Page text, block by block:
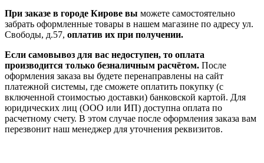
При заказе в городе Кирове вы можете самостоятельно
забрать оформленные товары в нашем магазине по адресу ул.
Свободы, д.57, оплатив их при получении.
Если самовывоз для вас недоступен, то оплата
производится только безналичным расчётом. После
оформления заказа вы будете перенаправлены на сайт
платежной системы, где сможете оплатить покупку (с
включенной стоимостью доставки) банковской картой. Для
юридических лиц (ООО или ИП) доступна оплата по
расчетному счету. В этом случае после оформления заказа вам
перезвонит наш менеджер для уточнения реквизитов.